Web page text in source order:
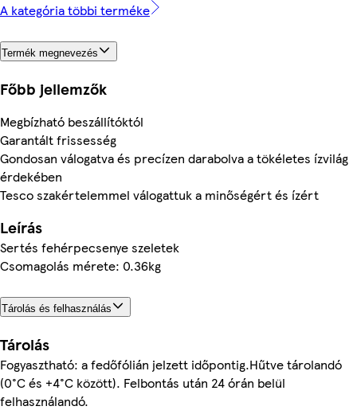
A kategória többi terméke
Termék megnevezés
Főbb jellemzők
Megbízható beszállítóktól
Garantált frissesség
Gondosan válogatva és precízen darabolva a tökéletes ízvilág
érdekében
Tesco szakértelemmel válogattuk a minőségért és ízért
Leírás
Sertés fehérpecsenye szeletek
Csomagolás mérete: 0.36kg
Tárolás és felhasználás
Tárolás
Fogyasztható: a fedőfólián jelzett időpontig.Hűtve tárolandó
(0°C és +4°C között). Felbontás után 24 órán belül
felhasználandó.